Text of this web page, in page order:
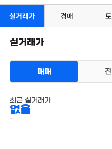
136.67억
'25. 12
매
계약
실거래가 경매
실거래가
매매 전
최근 실거래가
없음
-